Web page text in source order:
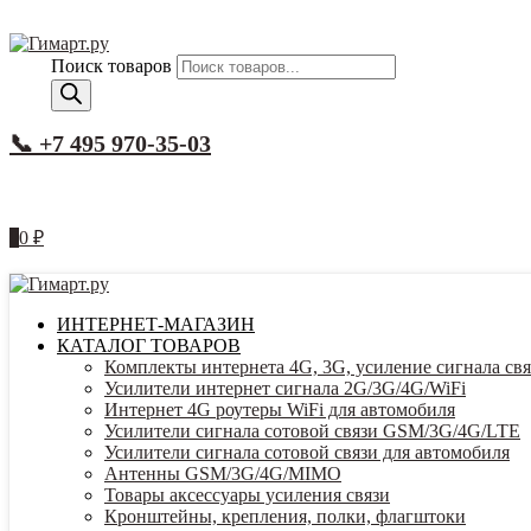
Поиск товаров
📞 +7 495 970-35-03
0 ₽
ИНТЕРНЕТ-МАГАЗИН
КАТАЛОГ ТОВАРОВ
Комплекты интернета 4G, 3G, усиление сигнала
Усилители интернет сигнала 2G/3G/4G/WiFi
Интернет 4G роутеры WiFi для автомобиля
Усилители сигнала сотовой связи GSM/3G/4G/LTE
Усилители сигнала сотовой связи для автомобиля
Антенны GSM/3G/4G/MIMO
Товары аксессуары усиления связи
Кронштейны, крепления, полки, флагштоки